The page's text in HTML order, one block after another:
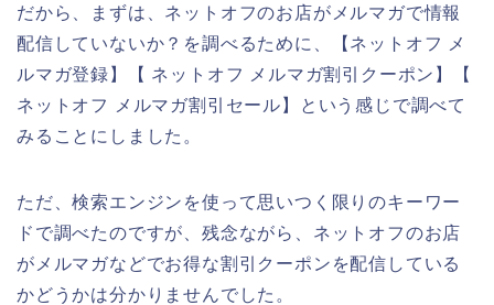
だから、まずは、ネットオフのお店がメルマガで情報
配信していないか？を調べるために、【ネットオフ メ
ルマガ登録】【 ネットオフ メルマガ割引クーポン】【
ネットオフ メルマガ割引セール】という感じで調べて
みることにしました。
ただ、検索エンジンを使って思いつく限りのキーワー
ドで調べたのですが、残念ながら、ネットオフのお店
がメルマガなどでお得な割引クーポンを配信している
かどうかは分かりませんでした。